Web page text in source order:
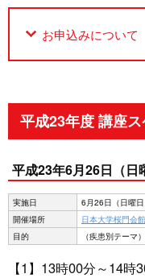
お申込みについて
平成23年度 講座
平成23年6月26日（日
実施日 6月26日（日曜
開催場所
日本大学桜門会
目的
（疾患別テーマ
【1】13時00分～14時